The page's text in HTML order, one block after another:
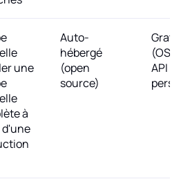
une
à
Auto-
hébergé
(open
source)
API